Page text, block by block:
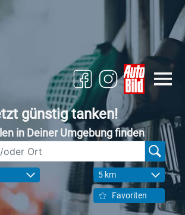
günstig tanken!
in Deiner Umgebung finden
5 km
Favoriten